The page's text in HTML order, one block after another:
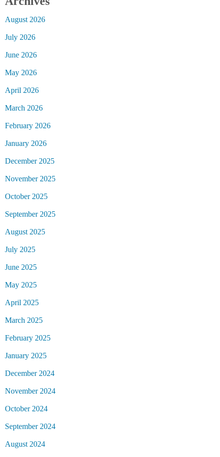
August 2026
July 2026
June 2026
May 2026
April 2026
March 2026
February 2026
January 2026
December 2025
November 2025
October 2025
September 2025
August 2025
July 2025
June 2025
May 2025
April 2025
March 2025
February 2025
January 2025
December 2024
November 2024
October 2024
September 2024
August 2024